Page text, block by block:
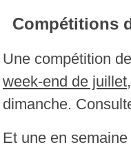
Compétitions
Une compétition
week-end de juillet
dimanche.
Et une en